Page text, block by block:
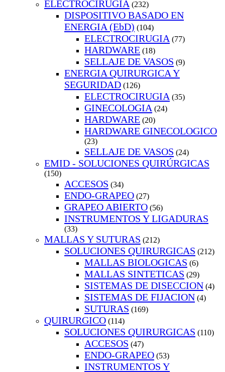
ELECTROCIRUGIA (232)
DISPOSITIVO BASADO EN
ENERGIA (EbD) (104)
ELECTROCIRUGIA (77)
HARDWARE (18)
SELLAJE DE VASOS (9)
ENERGIA QUIRURGICA Y
SEGURIDAD (126)
ELECTROCIRUGIA (35)
GINECOLOGIA (24)
HARDWARE (20)
HARDWARE GINECOLOGICO
(23)
SELLAJE DE VASOS (24)
EMID - SOLUCIONES QUIRÚRGICAS
(150)
ACCESOS (34)
ENDO-GRAPEO (27)
GRAPEO ABIERTO (56)
INSTRUMENTOS Y LIGADURAS
(33)
MALLAS Y SUTURAS (212)
SOLUCIONES QUIRURGICAS (212)
MALLAS BIOLOGICAS (6)
MALLAS SINTETICAS (29)
SISTEMAS DE DISECCION (4)
SISTEMAS DE FIJACION (4)
SUTURAS (169)
QUIRURGICO (114)
SOLUCIONES QUIRURGICAS (110)
ACCESOS (47)
ENDO-GRAPEO (53)
INSTRUMENTOS Y